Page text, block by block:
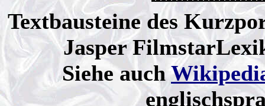
Textbausteine des
Jasper
Siehe auch